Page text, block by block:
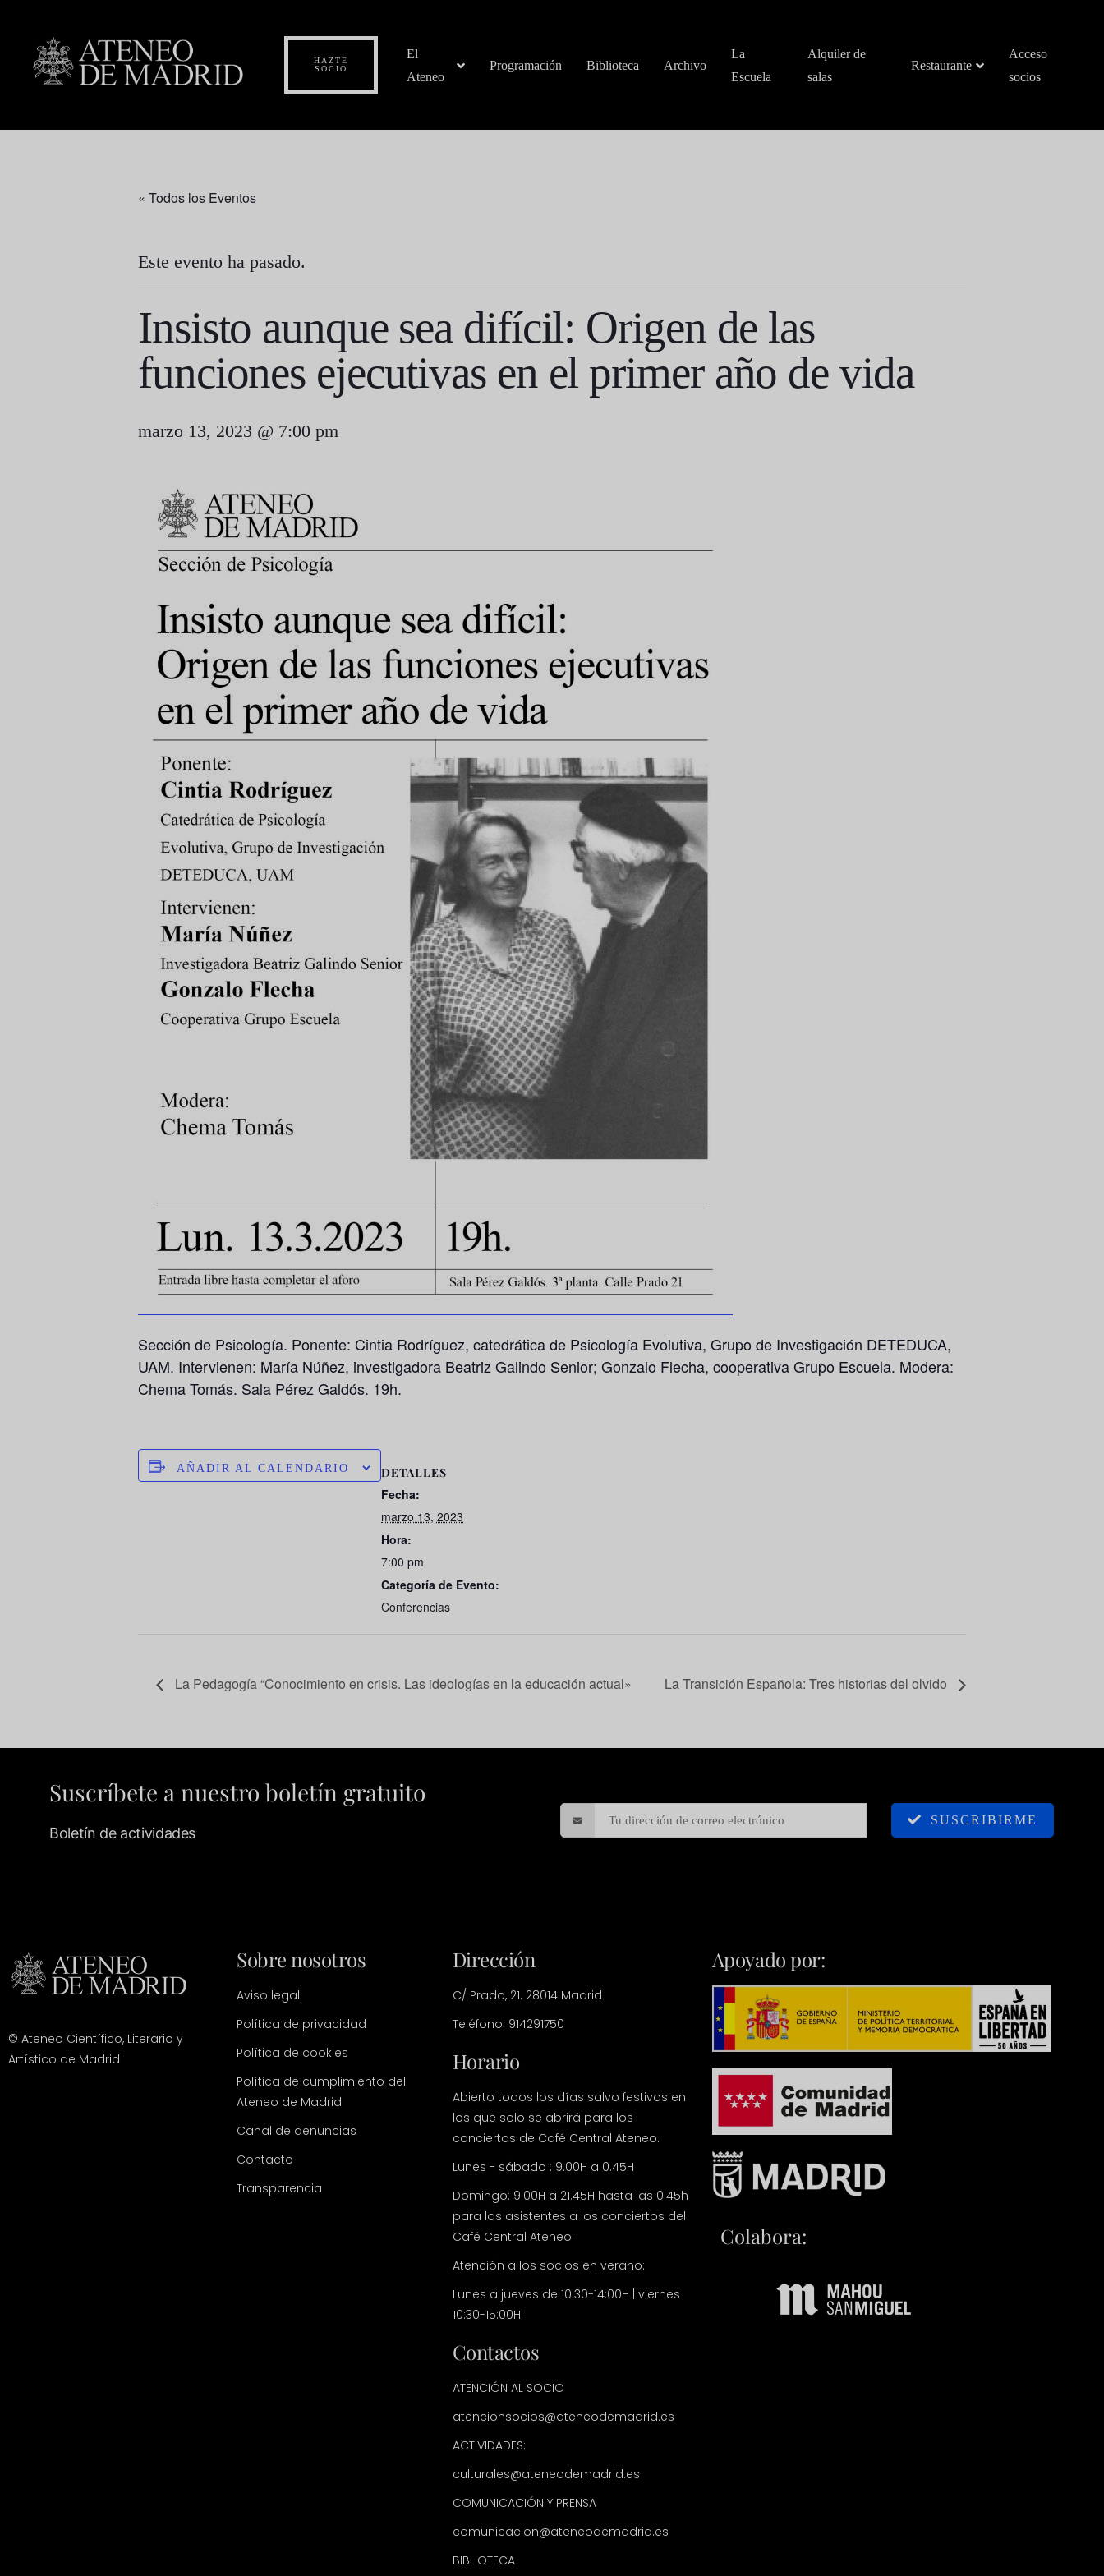
HAZTE
SOCIO
El
Ateneo
Programación Biblioteca Archivo
La
Escuela
Alquiler de
salas
Restaurante
Acceso
socios
« Todos los Eventos
Este evento ha pasado.
Insisto aunque sea difícil: Origen de las
funciones ejecutivas en el primer año de vida
marzo 13, 2023 @ 7:00 pm
Sección de Psicología. Ponente: Cintia Rodríguez, catedrática de Psicología Evolutiva, Grupo de Investigación DETEDUCA,
UAM. Intervienen: María Núñez, investigadora Beatriz Galindo Senior; Gonzalo Flecha, cooperativa Grupo Escuela. Modera:
Chema Tomás. Sala Pérez Galdós. 19h.
AÑADIR AL CALENDARIO DETALLES
Fecha:
marzo 13, 2023
Hora:
7:00 pm
Categoría de Evento:
Conferencias
La Pedagogía “Conocimiento en crisis. Las ideologías en la educación actual» La Transición Española: Tres historias del olvido
Suscríbete a nuestro boletín gratuito
Boletín de actividades
SUSCRIBIRME
© Ateneo Científico, Literario y
Artístico de Madrid
Sobre nosotros
Aviso legal
Política de privacidad
Política de cookies
Política de cumplimiento del
Ateneo de Madrid
Canal de denuncias
Contacto
Transparencia
Dirección
C/ Prado, 21. 28014 Madrid
Teléfono: 914291750
Horario
Abierto todos los días salvo festivos en
los que solo se abrirá para los
conciertos de Café Central Ateneo.
Lunes - sábado : 9.00H a 0.45H
Domingo: 9.00H a 21.45H hasta las 0.45h
para los asistentes a los conciertos del
Café Central Ateneo.
Atención a los socios en verano:
Lunes a jueves de 10:30-14:00H | viernes
10:30-15:00H
Contactos
ATENCIÓN AL SOCIO
atencionsocios@ateneodemadrid.es
ACTIVIDADES:
culturales@ateneodemadrid.es
COMUNICACIÓN Y PRENSA
comunicacion@ateneodemadrid.es
BIBLIOTECA
Apoyado por:
Colabora: